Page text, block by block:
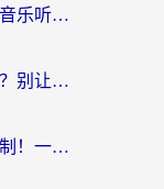
海外党必看：在国外怎么用酷我音乐听音乐？告别“地区不支持”的实用指南
在国外怎么能听国内的音乐软件？别让版权限制断了你的“中文歌单”
国外怎么看番剧？别再愁版权限制！一个工具解决所有回国追剧难题